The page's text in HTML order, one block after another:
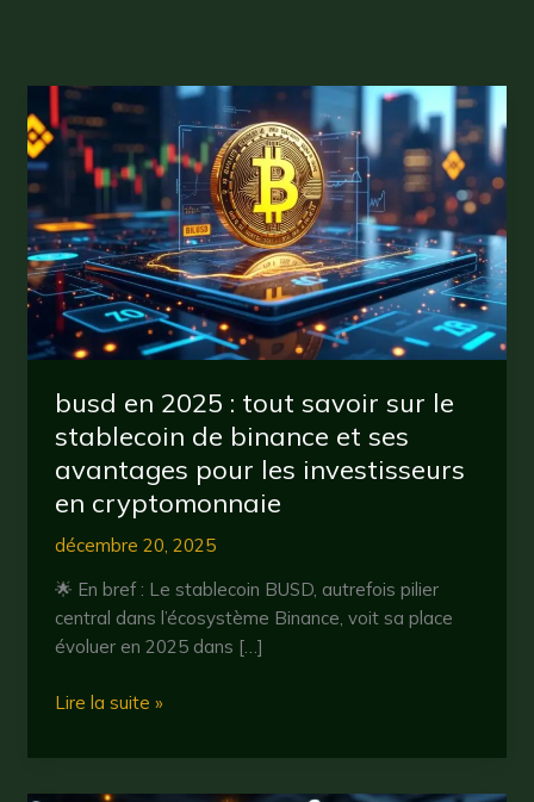
busd en 2025 : tout savoir sur le
stablecoin de binance et ses
avantages pour les investisseurs
en cryptomonnaie
décembre 20, 2025
🌟 En bref : Le stablecoin BUSD, autrefois pilier
central dans l’écosystème Binance, voit sa place
évoluer en 2025 dans […]
busd
2025
Lire la suite »